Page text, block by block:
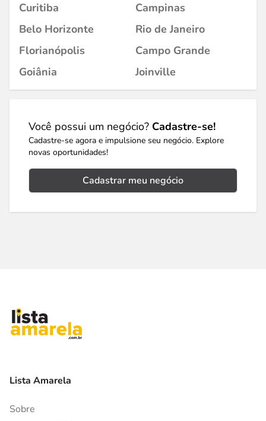
Curitiba
Campinas
Belo Horizonte
Rio de Janeiro
Florianópolis
Campo Grande
Goiânia
Joinville
Você possui um negócio? Cadastre-se!
Cadastre-se agora e impulsione seu negócio. Explore
novas oportunidades!
Cadastrar meu negócio
Lista Amarela
Sobre